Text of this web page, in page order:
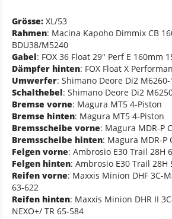
Grösse: XL/53
Rahmen: Macina Kapoho Dimmix CB
BDU38/M5240
Gabel: FOX 36 Float 29" Perf E 160mm
Dämpfer hinten: FOX Float X
Umwerfer: Shimano Deore Di2 M6260-
Schalthebel: Shimano Deore Di2
Bremse vorne: Magura MT5 4-Piston
Bremse hinten: Magura MT5 4-Piston
Bremsscheibe vorne: Magura MDR-P
Bremsscheibe hinten: Magura MDR-P
Felgen vorne: Ambrosio E30 Trail 28H
Felgen hinten: Ambrosio E30 Trail 28H
Reifen vorne: Maxxis Minion DHF 3C-
63-622
Reifen hinten: Maxxis Minion DHR II
NEXO+/ TR 65-584